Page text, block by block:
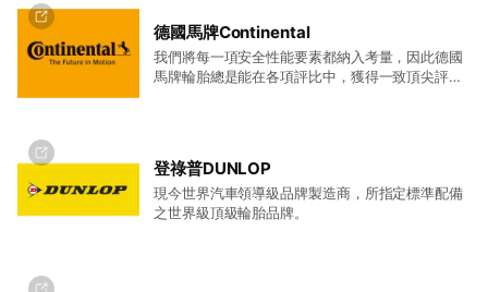
德國馬牌Continental
我們將每一項安全性能要素都納入考量，因此德國
馬牌輪胎總是能在各項評比中，獲得一致頂尖評
登祿普DUNLOP
現今世界汽車領導級品牌製造商，所指定標準配備
之世界級頂級輪胎品牌。